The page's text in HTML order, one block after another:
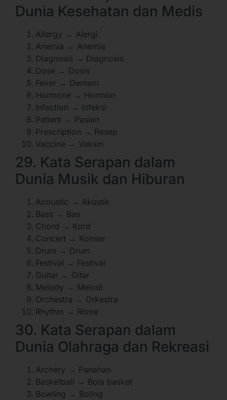
Dunia Kesehatan dan Medis
Allergy → Alergi
Anemia → Anemia
Diagnosis → Diagnosis
Dose → Dosis
Fever → Demam
Hormone → Hormon
Infection → Infeksi
Patient → Pasien
Prescription → Resep
Vaccine → Vaksin
29. Kata Serapan dalam
Dunia Musik dan Hiburan
Acoustic → Akustik
Bass → Bas
Chord → Kord
Concert → Konser
Drum → Drum
Festival → Festival
Guitar → Gitar
Melody → Melodi
Orchestra → Orkestra
Rhythm → Ritme
30. Kata Serapan dalam
Dunia Olahraga dan Rekreasi
Archery → Panahan
Basketball → Bola basket
Bowling → Boling